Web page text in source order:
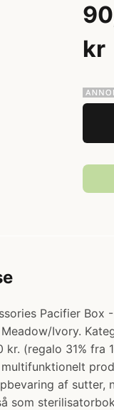
kr
Pacifier Box
Ivory.
kr. (regalo 31% fra
af sutter,
som